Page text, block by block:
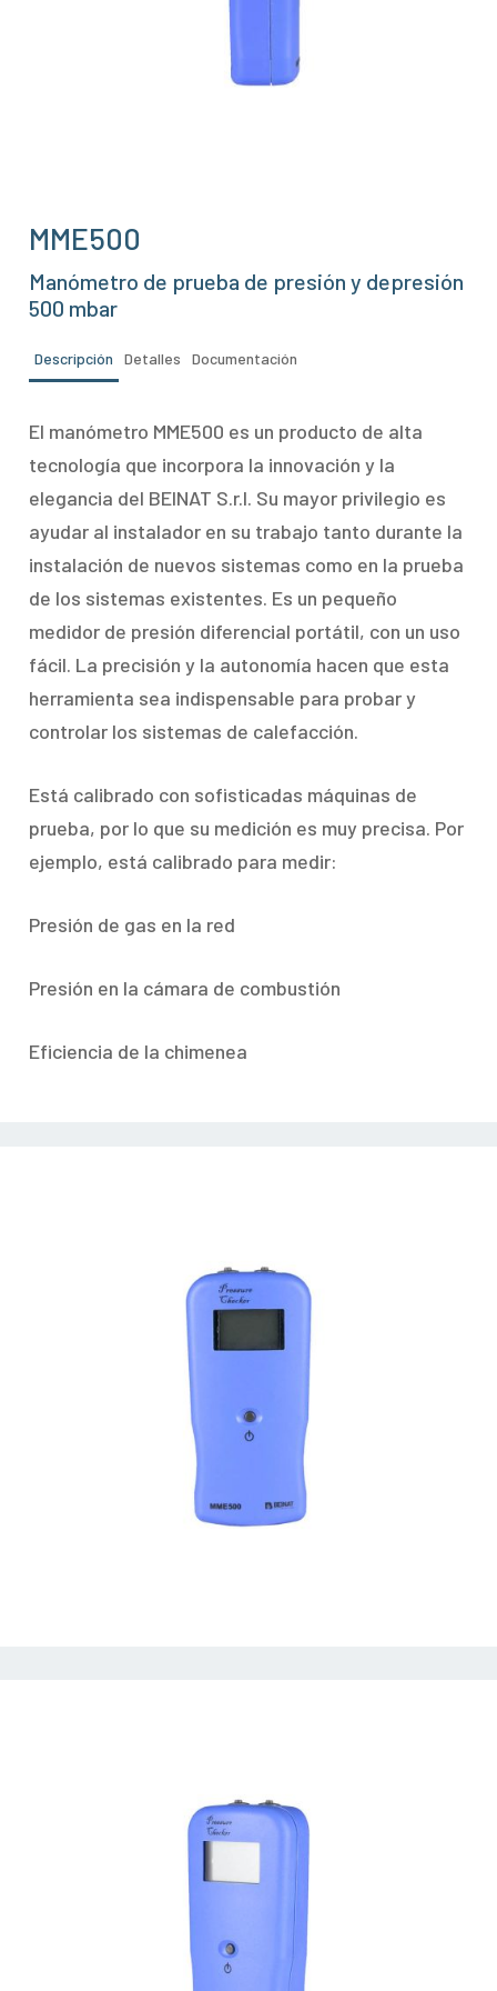
MME500
Manómetro de prueba de presión y depresión
500 mbar
Descripción Detalles Documentación
El manómetro MME500 es un producto de alta
tecnología que incorpora la innovación y la
elegancia del BEINAT S.r.l. Su mayor privilegio es
ayudar al instalador en su trabajo tanto durante la
instalación de nuevos sistemas como en la prueba
de los sistemas existentes. Es un pequeño
medidor de presión diferencial portátil, con un uso
fácil. La precisión y la autonomía hacen que esta
herramienta sea indispensable para probar y
controlar los sistemas de calefacción.
Está calibrado con sofisticadas máquinas de
prueba, por lo que su medición es muy precisa. Por
ejemplo, está calibrado para medir:
Presión de gas en la red
Presión en la cámara de combustión
Eficiencia de la chimenea